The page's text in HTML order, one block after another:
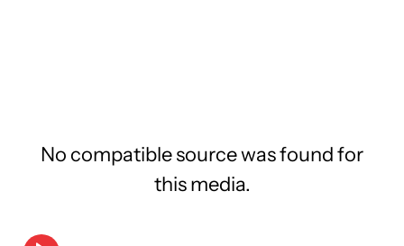
No compatible source was found for
this media.